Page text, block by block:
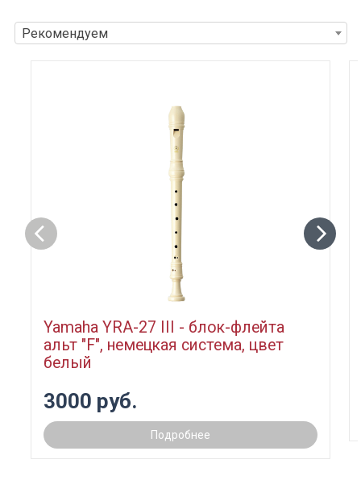
Рекомендуем
Yamaha YRA-27 III - блок-флейта
альт "F", немецкая система, цвет
белый
3000 руб.
Подробнее